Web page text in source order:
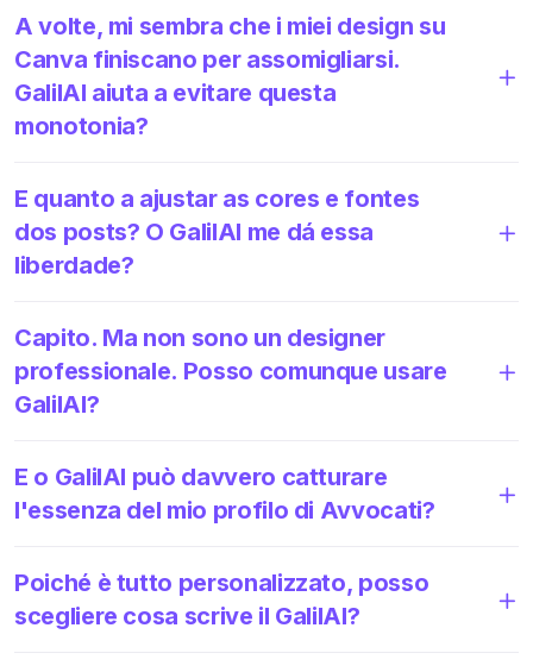
A volte, mi sembra che i miei design su
Canva finiscano per assomigliarsi.
GalilAI aiuta a evitare questa
monotonia?
E quanto a ajustar as cores e fontes
dos posts? O GalilAI me dá essa
liberdade?
Capito. Ma non sono un designer
professionale. Posso comunque usare
GalilAI?
E o GalilAI può davvero catturare
l'essenza del mio profilo di Avvocati?
Poiché è tutto personalizzato, posso
scegliere cosa scrive il GalilAI?